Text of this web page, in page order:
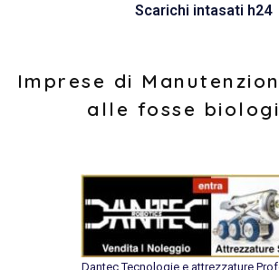
Scarichi intasati h24
Imprese di
alle fosse
Dantec Tecnologie e attrezzature